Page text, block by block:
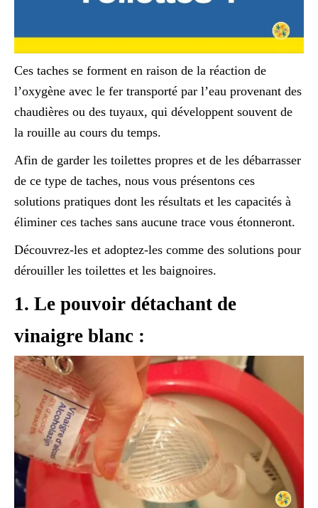
Ces taches se forment en raison de la réaction de
l’oxygène avec le fer transporté par l’eau provenant des
chaudières ou des tuyaux, qui développent souvent de
la rouille au cours du temps.
Afin de garder les toilettes propres et de les débarrasser
de ce type de taches, nous vous présentons ces
solutions pratiques dont les résultats et les capacités à
éliminer ces taches sans aucune trace vous étonneront.
Découvrez-les et adoptez-les comme des solutions pour
dérouiller les toilettes et les baignoires.
1. Le pouvoir détachant de
vinaigre blanc :